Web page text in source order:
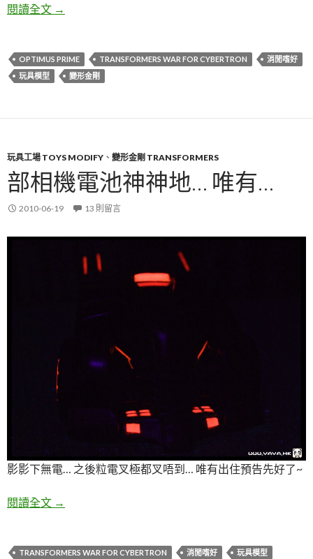
閱讀全文 老變遊戲：TF War for Cybertron Optimus Prime 3D
→
OPTIMUS PRIME TRANSFORMERS WAR FOR CYBERTRON
消閒嗜好
玩具模型
變形金剛
玩具工場 TOYS MODIFY 、 變形金剛 TRANSFORMERS
部相機電池神神地… 唯有…
2010-06-19 13 則留言
影影下無電… 之後粒電叉極都叉唔到… 唯有出住預告先好了~
閱讀全文 部相機電池神神地… 唯有…
→
TRANSFORMERS WAR FOR CYBERTRON 消閒嗜好 玩具模型